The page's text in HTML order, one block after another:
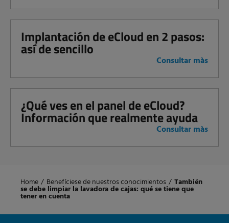
Implantación de eCloud en 2 pasos:
así de sencillo
Consultar màs
¿Qué ves en el panel de eCloud?
Información que realmente ayuda
Consultar màs
Home / Benefíciese de nuestros conocimientos / También
se debe limpiar la lavadora de cajas: qué se tiene que
tener en cuenta